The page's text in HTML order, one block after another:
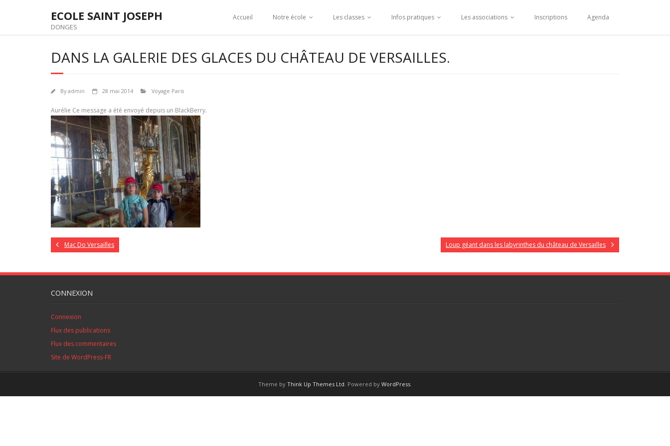
ECOLE SAINT JOSEPH
DONGES
Accueil Notre école Les classes Infos pratiques Les associations Inscriptions Agenda
DANS LA GALERIE DES GLACES DU CHÂTEAU DE VERSAILLES.
Byadmin 28 mai 2014 Voyage Paris
Aurélie Ce message a été envoyé depuis un BlackBerry.
Mac Do Versailles Loup géant dans les labyrinthes du château de Versailles
CONNEXION
Connexion
Flux des publications
Flux des commentaires
Site de WordPress-FR
Theme by Think Up Themes Ltd. Powered by WordPress.